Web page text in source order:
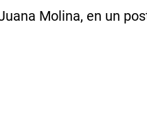
Molina, en un